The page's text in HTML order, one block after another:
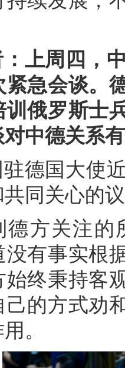
上周四，
紧急会谈。
训俄罗斯士
中德关系
德国大使
同关心的
德方关注的
没有事实根
始终秉持客
己的方式劝
。